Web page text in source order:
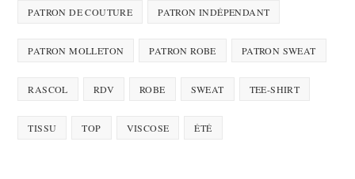
PATRON DE COUTURE PATRON INDÉPENDANT
PATRON MOLLETON PATRON ROBE PATRON SWEAT
RASCOL RDV ROBE SWEAT TEE-SHIRT
TISSU TOP VISCOSE ÉTÉ